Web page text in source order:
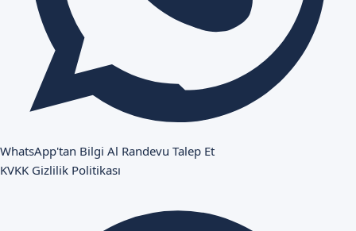
WhatsApp'tan Bilgi Al Randevu Talep Et
KVKK Gizlilik Politikası